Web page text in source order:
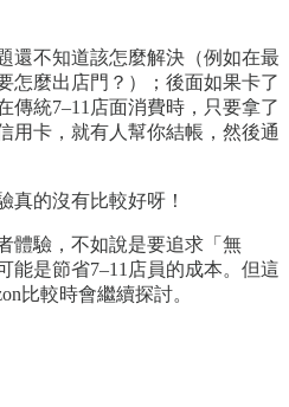
還不知道該怎麼解決（例如在最
怎麼出店門？）；後面如果卡了
傳統7–11店面消費時，只要拿了
用卡，就有人幫你結帳，然後通
真的沒有比較好呀！
體驗，不如說是要追求「無
能是節省7–11店員的成本。但這
比較時會繼續探討。